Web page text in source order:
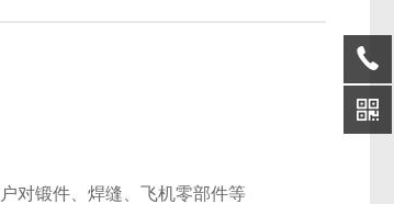
对锻件、焊缝、飞机零部件等